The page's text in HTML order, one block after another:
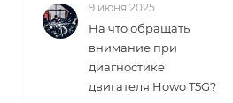
9 июня 2025
На что обращать
внимание при
диагностике
двигателя Howo T5G?